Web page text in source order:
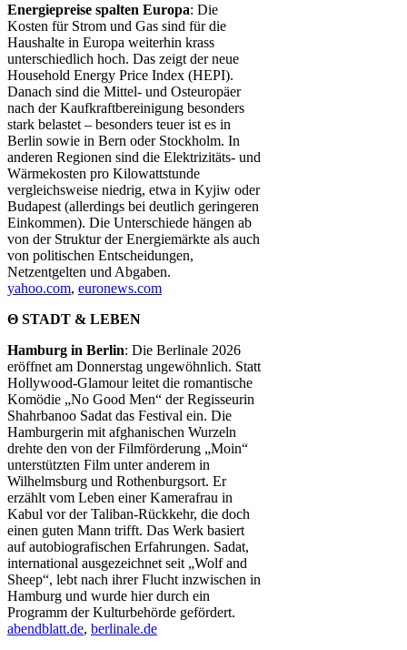
Energiepreise spalten Europa: Die
Kosten für Strom und Gas sind für die
Haushalte in Europa weiterhin krass
unterschiedlich hoch. Das zeigt der neue
Household Energy Price Index (HEPI).
Danach sind die Mittel- und Osteuropäer
nach der Kaufkraftbereinigung besonders
stark belastet – besonders teuer ist es in
Berlin sowie in Bern oder Stockholm. In
anderen Regionen sind die Elektrizitäts- und
Wärmekosten pro Kilowattstunde
vergleichsweise niedrig, etwa in Kyjiw oder
Budapest (allerdings bei deutlich geringeren
Einkommen). Die Unterschiede hängen ab
von der Struktur der Energiemärkte als auch
von politischen Entscheidungen,
Netzentgelten und Abgaben.
yahoo.com, euronews.com
Θ STADT & LEBEN
Hamburg in Berlin: Die Berlinale 2026
eröffnet am Donnerstag ungewöhnlich. Statt
Hollywood-Glamour leitet die romantische
Komödie „No Good Men“ der Regisseurin
Shahrbanoo Sadat das Festival ein. Die
Hamburgerin mit afghanischen Wurzeln
drehte den von der Filmförderung „Moin“
unterstützten Film unter anderem in
Wilhelmsburg und Rothenburgsort. Er
erzählt vom Leben einer Kamerafrau in
Kabul vor der Taliban-Rückkehr, die doch
einen guten Mann trifft. Das Werk basiert
auf autobiografischen Erfahrungen. Sadat,
international ausgezeichnet seit „Wolf and
Sheep“, lebt nach ihrer Flucht inzwischen in
Hamburg und wurde hier durch ein
Programm der Kulturbehörde gefördert.
abendblatt.de, berlinale.de